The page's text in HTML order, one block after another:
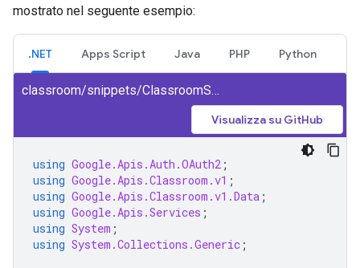
mostrato nel seguente esempio:
.NET Apps Script Java PHP Python
classroom/snippets/ClassroomSnippets/ListCourses.cs
Visualizza su GitHub
using Google.Apis.Auth.OAuth2 ;
using Google.Apis.Classroom.v1 ;
using Google.Apis.Classroom.v1.Data ;
using Google.Apis.Services ;
using System ;
using System.Collections.Generic ;